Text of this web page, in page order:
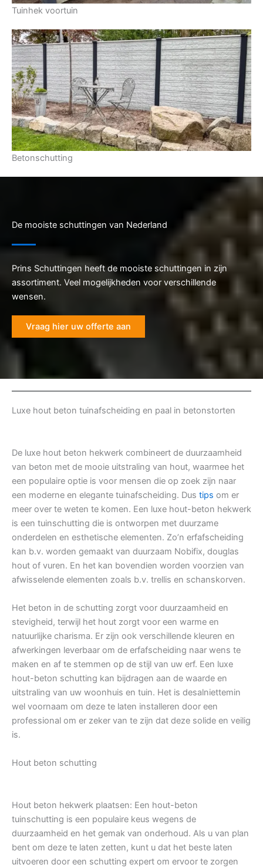
Tuinhek voortuin
Betonschutting
De mooiste schuttingen van Nederland
Prins Schuttingen heeft de mooiste schuttingen in zijn
assortiment. Veel mogelijkheden voor verschillende
wensen.
Vraag hier uw offerte aan
Luxe hout beton tuinafscheiding en paal in betonstorten
De luxe hout beton hekwerk combineert de duurzaamheid
van beton met de mooie uitstraling van hout, waarmee het
een populaire optie is voor mensen die op zoek zijn naar
een moderne en elegante tuinafscheiding. Dus tips om er
meer over te weten te komen. Een luxe hout-beton hekwerk
is een tuinschutting die is ontworpen met duurzame
onderdelen en esthetische elementen. Zo’n erfafscheiding
kan b.v. worden gemaakt van duurzaam Nobifix, douglas
hout of vuren. En het kan bovendien worden voorzien van
afwisselende elementen zoals b.v. trellis en schanskorven.
Het beton in de schutting zorgt voor duurzaamheid en
stevigheid, terwijl het hout zorgt voor een warme en
natuurlijke charisma. Er zijn ook verschillende kleuren en
afwerkingen leverbaar om de erfafscheiding naar wens te
maken en af te stemmen op de stijl van uw erf. Een luxe
hout-beton schutting kan bijdragen aan de waarde en
uitstraling van uw woonhuis en tuin. Het is desalniettemin
wel voornaam om deze te laten installeren door een
professional om er zeker van te zijn dat deze solide en veilig
is.
Hout beton schutting
Hout beton hekwerk plaatsen: Een hout-beton
tuinschutting is een populaire keus wegens de
duurzaamheid en het gemak van onderhoud. Als u van plan
bent om deze te laten zetten, kunt u dat het beste laten
uitvoeren door een schutting expert om ervoor te zorgen